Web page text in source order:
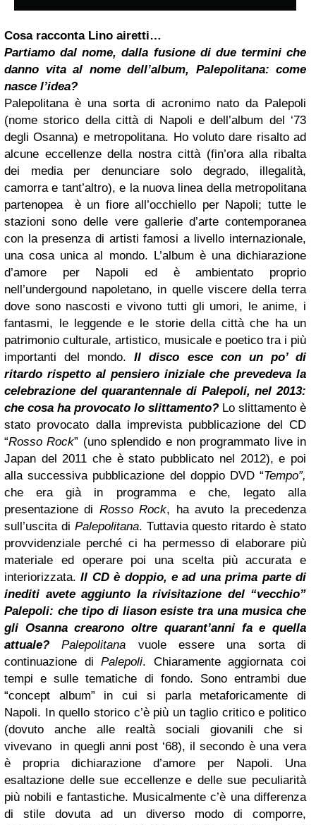
Cosa racconta Lino airetti…
Partiamo dal nome, dalla fusione di due termini che
danno vita al nome dell’album, Palepolitana: come
nasce l’idea?
Palepolitana è una sorta di acronimo nato da Palepoli
(nome storico della città di Napoli e dell’album del ‘73
degli Osanna) e metropolitana. Ho voluto dare risalto ad
alcune eccellenze della nostra città (fin’ora alla ribalta
dei media per denunciare solo degrado, illegalità,
camorra e tant’altro), e la nuova linea della metropolitana
partenopea è un fiore all’occhiello per Napoli; tutte le
stazioni sono delle vere gallerie d’arte contemporanea
con la presenza di artisti famosi a livello internazionale,
una cosa unica al mondo. L’album è una dichiarazione
d’amore per Napoli ed è ambientato proprio
nell’undergound napoletano, in quelle viscere della terra
dove sono nascosti e vivono tutti gli umori, le anime, i
fantasmi, le leggende e le storie della città che ha un
patrimonio culturale, artistico, musicale e poetico tra i più
importanti del mondo.
Il disco esce con un po’ di
ritardo rispetto al pensiero iniziale che prevedeva la
celebrazione del quarantennale di Palepoli, nel 2013:
che cosa ha provocato lo slittamento? Lo slittamento è
stato provocato dalla imprevista pubblicazione del CD
“Rosso Rock” (uno splendido e non programmato live in
Japan del 2011 che è stato pubblicato nel 2012), e poi
alla successiva pubblicazione del doppio DVD “Tempo”,
che era già in programma e che, legato alla
presentazione di Rosso Rock, ha avuto la precedenza
sull’uscita di Palepolitana. Tuttavia questo ritardo è stato
provvidenziale perché ci ha permesso di elaborare più
materiale ed operare poi una scelta più accurata e
interiorizzata. Il CD è doppio, e ad una prima parte di
inediti avete aggiunto la rivisitazione del “vecchio”
Palepoli: che tipo di liason esiste tra una musica che
gli Osanna crearono oltre quarant’anni fa e quella
attuale?
Palepolitana vuole essere una sorta di
continuazione diPalepoli. Chiaramente aggiornata coi
tempi e sulle tematiche di fondo. Sono entrambi due
“concept album” in cui si parla metaforicamente di
Napoli. In quello storico c’è più un taglio critico e politico
(dovuto anche alle realtà sociali giovanili che si
vivevano in quegli anni post ‘68), il secondo è una vera
è propria dichiarazione d’amore per Napoli. Una
esaltazione delle sue eccellenze e delle sue peculiarità
più nobili e fantastiche. Musicalmente c’è una differenza
di stile dovuta ad un diverso modo di comporre,